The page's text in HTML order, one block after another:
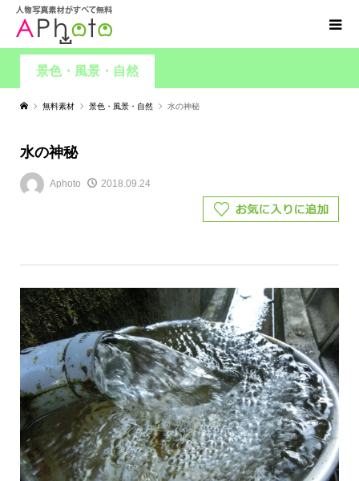
景色・風景・自然
無料素材 景色・風景・自然 水の神秘
水の神秘
Aphoto 2018.09.24